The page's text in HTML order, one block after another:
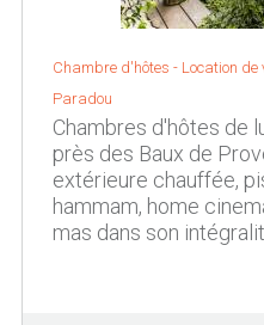
Chambre d'hôtes - Location de
Paradou
Chambres d'hôtes de
près des Baux de
extérieure chauffée,
hammam, home
mas dans son